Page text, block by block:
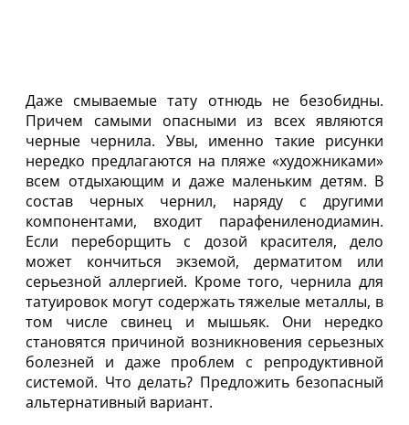
Даже смываемые тату отнюдь не безобидны.
Причем самыми опасными из всех являются
черные чернила. Увы, именно такие рисунки
нередко предлагаются на пляже «художниками»
всем отдыхающим и даже маленьким детям. В
состав черных чернил, наряду с другими
компонентами, входит парафениленодиамин.
Если переборщить с дозой красителя, дело
может кончиться экземой, дерматитом или
серьезной аллергией. Кроме того, чернила для
татуировок могут содержать тяжелые металлы, в
том числе свинец и мышьяк. Они нередко
становятся причиной возникновения серьезных
болезней и даже проблем с репродуктивной
системой. Что делать? Предложить безопасный
альтернативный вариант.